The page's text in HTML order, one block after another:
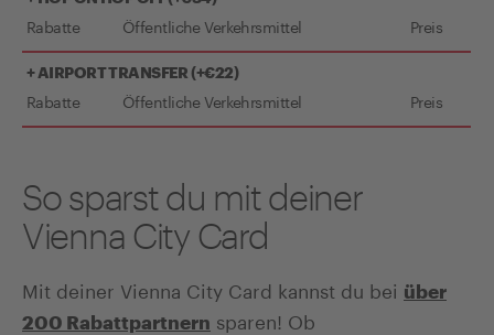
Rabatte Öffentliche Verkehrsmittel Preis
+ AIRPORT TRANSFER (+€22)
Rabatte Öffentliche Verkehrsmittel Preis
So sparst du mit deiner
Vienna City Card
Mit deiner Vienna City Card kannst du bei über
200 Rabattpartnern sparen! Ob